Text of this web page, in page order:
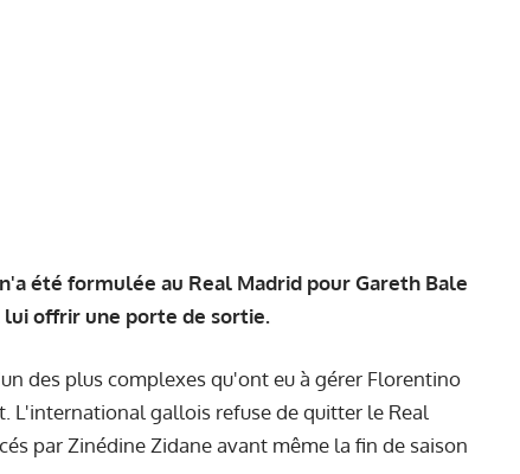
été formulée au Real Madrid pour Gareth Bale
offrir une porte de sortie.
des plus complexes qu'ont eu à gérer Florentino
L'international gallois refuse de quitter le Real
par Zinédine Zidane avant même la fin de saison